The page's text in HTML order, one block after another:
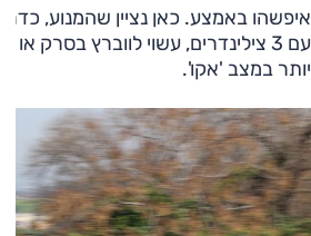
איפשהו באמצע. כאן נציין שהמנוע,
עם 3 צילינדרים, עשוי לווברץ בסרק או
יותר במצב 'אקו'.